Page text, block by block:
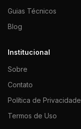
Guias Técnicos
Blog
Institucional
Sobre
Contato
Política de Privacidade
Termos de Uso